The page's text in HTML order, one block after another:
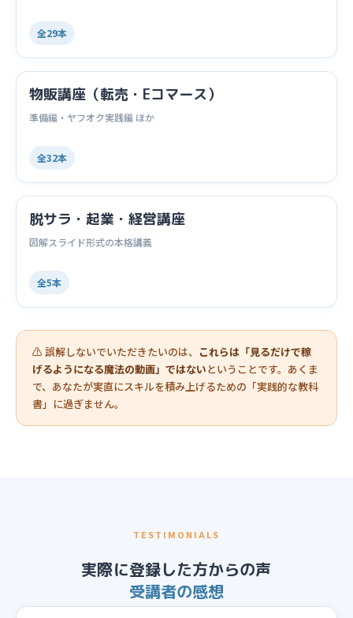
全29本
物販講座（転売・Eコマース）
準備編・ヤフオク実践編 ほか
全32本
脱サラ・起業・経営講座
図解スライド形式の本格講義
全5本
⚠️ 誤解しないでいただきたいのは、 これらは「見るだけで稼
げるようになる魔法の動画」ではないということです。あくま
で、あなたが実直にスキルを積み上げるための「実践的な教科
書」に過ぎません。
TESTIMONIALS
実際に登録した方からの声
受講者の感想